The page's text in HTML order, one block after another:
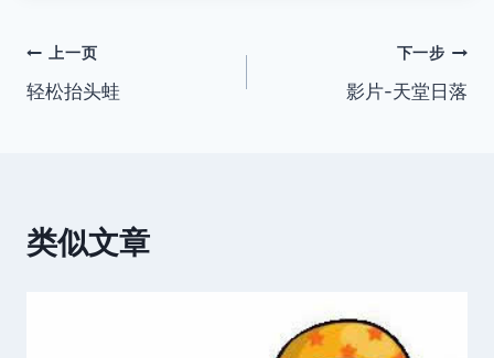
文
章
上一页
轻松抬头蛙
下一步
影片-天堂日落
类似文章